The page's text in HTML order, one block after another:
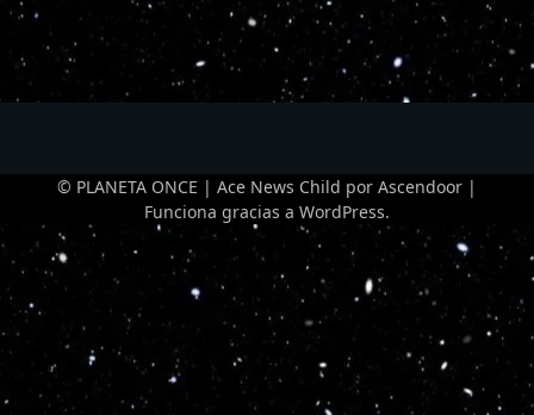
© PLANETA ONCE | Ace News Child por Ascendoor |
Funciona gracias a WordPress.
Optimized by Seraphinite Accelerator
Turns on site high speed to be attractive for people and search engines.